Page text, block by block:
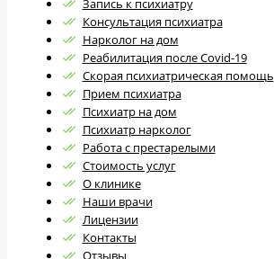
Запись к психиатру
Консультация психиатра
Нарколог на дом
Реабилитация после Covid-19
Скорая психиатрическая помощь
Прием психиатра
Психиатр на дом
Психиатр нарколог
Работа с престарелыми
Стоимость услуг
О клинике
Наши врачи
Лицензии
Контакты
Отзывы